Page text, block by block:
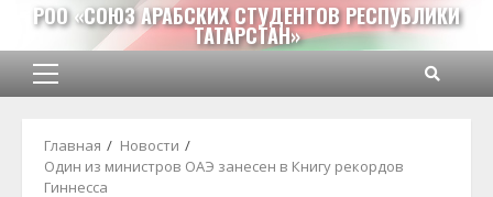
Перейти
содержимому
РОО «СОЮЗ АРАБСКИХ СТУДЕНТОВ РЕСПУБЛИКИ
ТАТАРСТАН»
Основное
Главная
Новости
Один из министров ОАЭ занесен в Книгу рекордов
Гиннесса